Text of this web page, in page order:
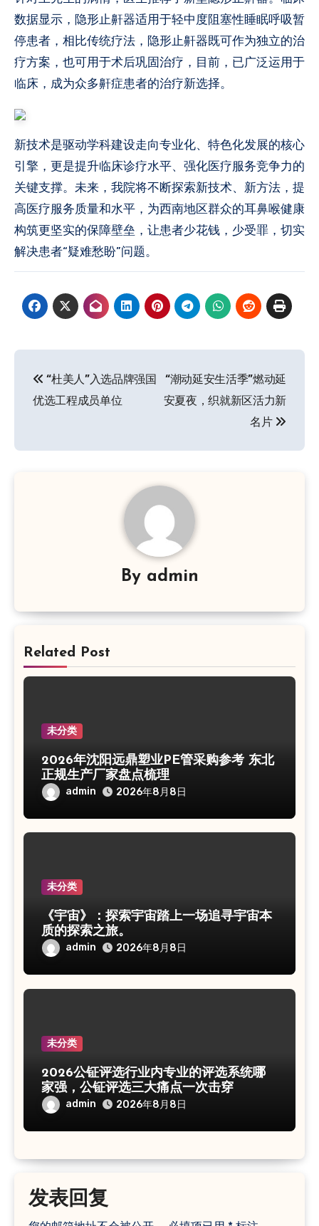
数据显示，隐形止鼾器适用于轻中度阻塞性睡眠呼吸暂
停患者，相比传统疗法，隐形止鼾器既可作为独立的治
疗方案，也可用于术后巩固治疗，目前，已广泛运用于
临床，成为众多鼾症患者的治疗新选择。
新技术是驱动学科建设走向专业化、特色化发展的核心
引擎，更是提升临床诊疗水平、强化医疗服务竞争力的
关键支撑。未来，我院将不断探索新技术、新方法，提
高医疗服务质量和水平，为西南地区群众的耳鼻喉健康
构筑更坚实的保障壁垒，让患者少花钱，少受罪，切实
解决患者“疑难愁盼”问题。
章
航
“杜美人”入选品牌强国
优选工程成员单位
“潮动延安生活季”燃动延
安夏夜，织就新区活力新
名片
By admin
Related Post
未分类
2026年沈阳远鼎塑业PE管采购参考 东北
正规生产厂家盘点梳理
admin 2026年8月8日
未分类
《宇宙》：探索宇宙踏上一场追寻宇宙本
质的探索之旅。
admin 2026年8月8日
未分类
2026公钲评选行业内专业的评选系统哪
家强，公钲评选三大痛点一次击穿
admin 2026年8月8日
发表回复